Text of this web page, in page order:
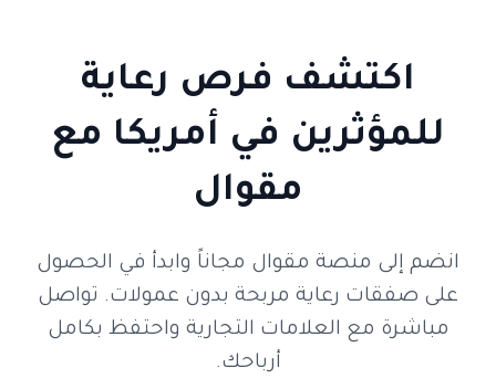
اكتشف فرص رعاية
للمؤثرين في أمريكا مع
مقوال
انضم إلى منصة مقوال مجاناً وابدأ في الحصول
على صفقات رعاية مربحة بدون عمولات. تواصل
مباشرة مع العلامات التجارية واحتفظ بكامل
أرباحك.